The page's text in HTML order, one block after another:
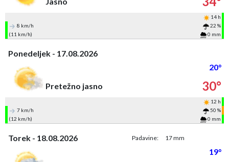
14 h
8 km/h
22 %
(11 km/h)
0 mm
Ponedeljek - 17.08.2026
20°
Pretežno jasno
30°
12 h
7 km/h
50 %
(12 km/h)
0 mm
Torek - 18.08.2026 Padavine: 17 mm
19°